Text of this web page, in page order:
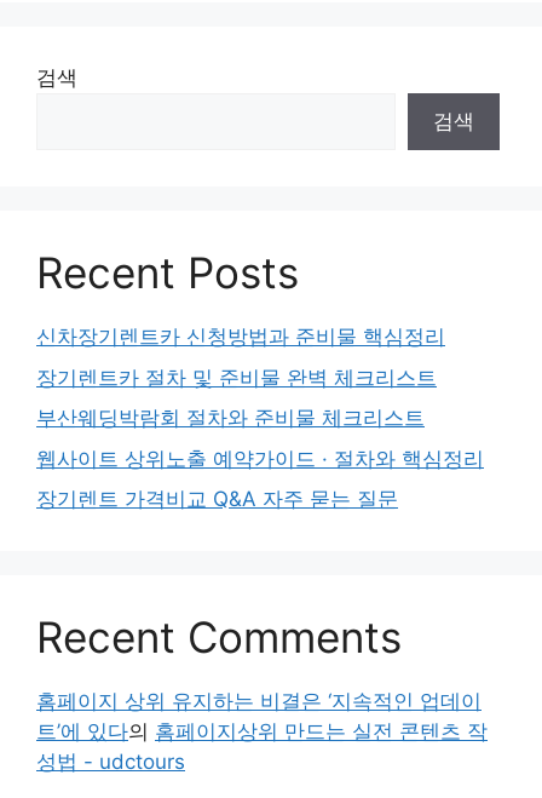
검색
검색
Recent Posts
신차장기렌트카 신청방법과 준비물 핵심정리
장기렌트카 절차 및 준비물 완벽 체크리스트
부산웨딩박람회 절차와 준비물 체크리스트
웹사이트 상위노출 예약가이드 · 절차와 핵심정리
장기렌트 가격비교 Q&A 자주 묻는 질문
Recent Comments
홈페이지 상위 유지하는 비결은 ‘지속적인 업데이
트’에 있다의 홈페이지상위 만드는 실전 콘텐츠 작
성법 - udctours